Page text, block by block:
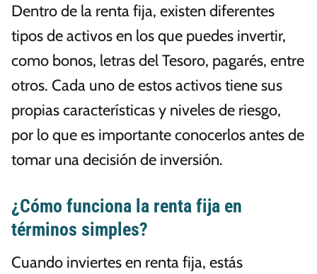
Dentro de la renta fija, existen diferentes
tipos de activos en los que puedes invertir,
como bonos, letras del Tesoro, pagarés, entre
otros. Cada uno de estos activos tiene sus
propias características y niveles de riesgo,
por lo que es importante conocerlos antes de
tomar una decisión de inversión.
¿Cómo funciona la renta fija en
términos simples?
Cuando inviertes en renta fija, estás